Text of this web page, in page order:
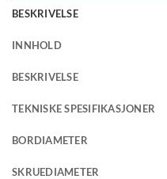
BESKRIVELSE
INNHOLD
BESKRIVELSE
TEKNISKE SPESIFIKASJONER
BORDIAMETER
SKRUEDIAMETER